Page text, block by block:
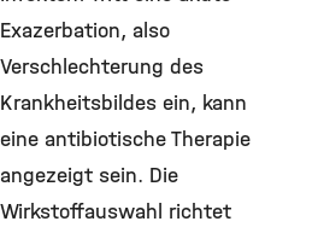
Exazerbation, also
Verschlechterung des
Krankheitsbildes ein, kann
eine antibiotische Therapie
angezeigt sein. Die
Wirkstoffauswahl richtet